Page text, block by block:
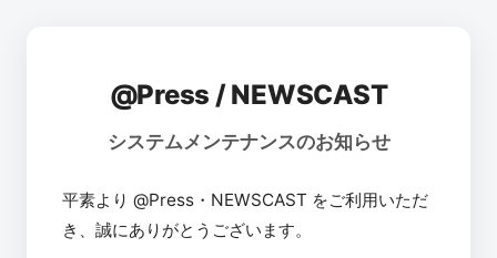
@Press / NEWSCAST
システムメンテナンスのお知らせ
平素より @Press・NEWSCAST をご利用いただ
き、誠にありがとうございます。